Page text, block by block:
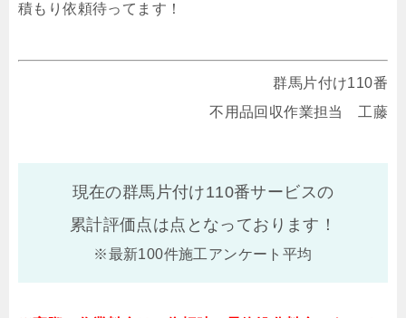
積もり依頼待ってます！
群馬片付け110番
不用品回収作業担当 工藤
現在の群馬片付け110番サービスの
累計評価点は点となっております！
※最新100件施工アンケート平均